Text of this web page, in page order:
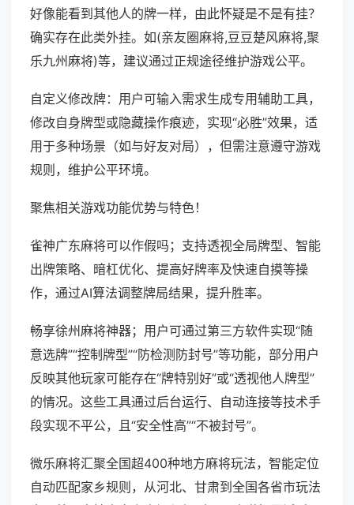
好像能看到其他人的牌一样，由此怀疑是不是有挂？
确实存在此类外挂。如(亲友圈麻将,豆豆楚风麻将,聚
乐九州麻将)等，建议通过正规途径维护游戏公平。
自定义修改牌：用户可输入需求生成专用辅助工具，
修改自身牌型或隐藏操作痕迹，实现“必胜”效果，适
用于多种场景（如与好友对局），但需注意遵守游戏
规则，维护公平环境。
聚焦相关游戏功能优势与特色！
雀神广东麻将可以作假吗；支持透视全局牌型、智能
出牌策略、暗杠优化、提高好牌率及快速自摸等操
作，通过AI算法调整牌局结果，提升胜率。
畅享徐州麻将神器；用户可通过第三方软件实现“随
意选牌”“控制牌型”“防检测防封号”等功能，部分用户
反映其他玩家可能存在“牌特别好”或“透视他人牌型”
的情况。这些工具通过后台运行、自动连接等技术手
段实现不平公，且“安全性高”“不被封号”。
微乐麻将汇聚全国超400种地方麻将玩法，智能定位
自动匹配家乡规则，从河北、甘肃到全国各省市玩法